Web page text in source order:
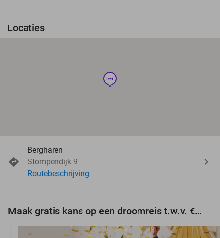
Locaties
hotel
Bergharen
Stompendijk 9
Routebeschrijving
Maak gratis kans op een droomreis t.w.v. €3.000!